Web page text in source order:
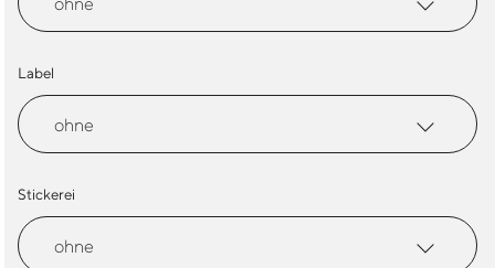
Label
Stickerei